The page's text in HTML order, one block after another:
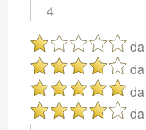
4
da
da
da
da